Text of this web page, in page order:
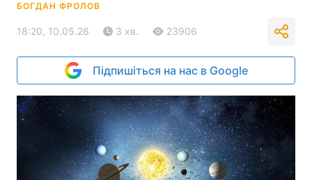
БОГДАН ФРОЛОВ
18:20, 10.05.26 3 хв. 23906
Підпишіться на нас в Google